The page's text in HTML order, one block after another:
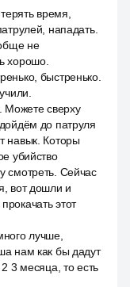
время,
нападать.
не
хорошо.
быстренько.
Можете сверху
до патруля
навык. Которы
убийство
смотреть. Сейчас
вот дошли и
этот
лучше,
нам как бы дадут
3 месяца, то есть